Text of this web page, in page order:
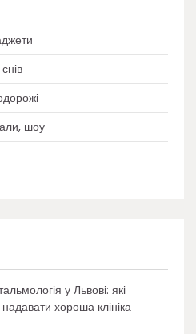
шоу
у Львові: які
хороша клініка